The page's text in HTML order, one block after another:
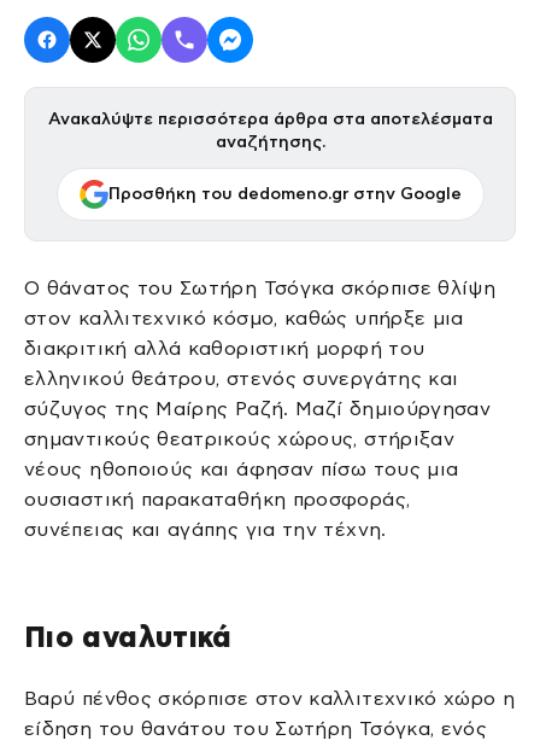
Ανακαλύψτε περισσότερα άρθρα στα αποτελέσματα
αναζήτησης.
Προσθήκη του dedomeno.gr στην Google
Ο θάνατος του Σωτήρη Τσόγκα σκόρπισε θλίψη
στον καλλιτεχνικό κόσμο, καθώς υπήρξε μια
διακριτική αλλά καθοριστική μορφή του
ελληνικού θεάτρου, στενός συνεργάτης και
σύζυγος της Μαίρης Ραζή. Μαζί δημιούργησαν
σημαντικούς θεατρικούς χώρους, στήριξαν
νέους ηθοποιούς και άφησαν πίσω τους μια
ουσιαστική παρακαταθήκη προσφοράς,
συνέπειας και αγάπης για την τέχνη.
Πιο αναλυτικά
Βαρύ πένθος σκόρπισε στον καλλιτεχνικό χώρο η
είδηση του θανάτου του Σωτήρη Τσόγκα, ενός